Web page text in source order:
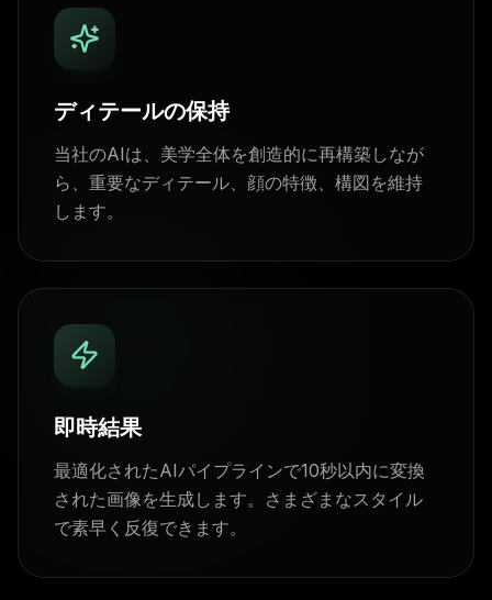
ディテールの保持
当社のAIは、美学全体を創造的に再構築しなが
ら、重要なディテール、顔の特徴、構図を維持
します。
即時結果
最適化されたAIパイプラインで10秒以内に変換
された画像を生成します。さまざまなスタイル
で素早く反復できます。